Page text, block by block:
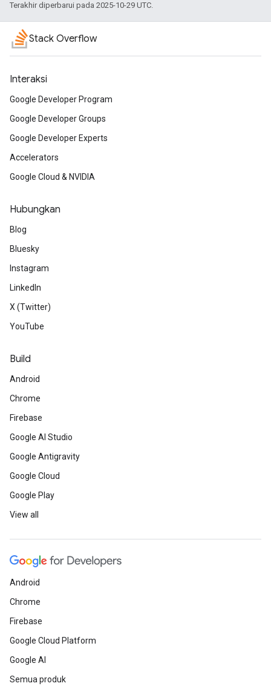
Terakhir diperbarui pada 2025-10-29 UTC.
Stack Overflow
Interaksi
Google Developer Program
Google Developer Groups
Google Developer Experts
Accelerators
Google Cloud & NVIDIA
Hubungkan
Blog
Bluesky
Instagram
LinkedIn
X (Twitter)
YouTube
Build
Android
Chrome
Firebase
Google AI Studio
Google Antigravity
Google Cloud
Google Play
View all
Android
Chrome
Firebase
Google Cloud Platform
Google AI
Semua produk